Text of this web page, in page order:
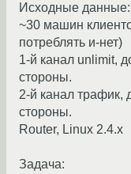
Исходные данные:
~30 машин
потреблять и-нет)
1-й канал unlimit,
стороны.
2-й канал трафик,
стороны.
Router, Linux 2.4.x
Задача: